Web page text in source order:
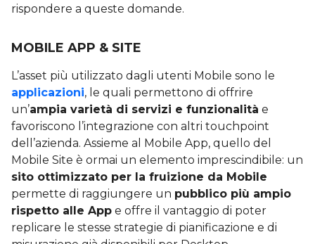
rispondere a queste domande.
MOBILE APP & SITE
L’asset più utilizzato dagli utenti Mobile sono le
applicazioni, le quali permettono di offrire
un’ampia varietà di servizi e funzionalità e
favoriscono l’integrazione con altri touchpoint
dell’azienda. Assieme al Mobile App, quello del
Mobile Site è ormai un elemento imprescindibile: un
sito ottimizzato per la fruizione da Mobile
permette di raggiungere un pubblico più ampio
rispetto alle App e offre il vantaggio di poter
replicare le stesse strategie di pianificazione e di